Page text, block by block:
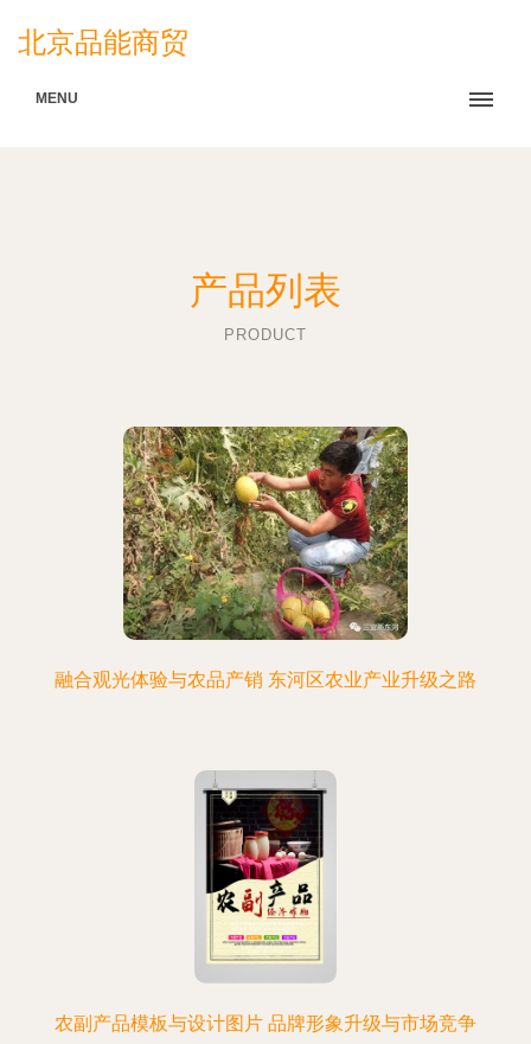
北京品能商贸
MENU
产品列表
PRODUCT
融合观光体验与农品产销 东河区农业产业升级之路
农副产品模板与设计图片 品牌形象升级与市场竞争